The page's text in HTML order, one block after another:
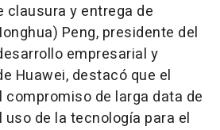
clausura y entrega de
Peng, presidente del
empresarial y
Huawei, destacó que el
de larga data de
de la tecnología para el